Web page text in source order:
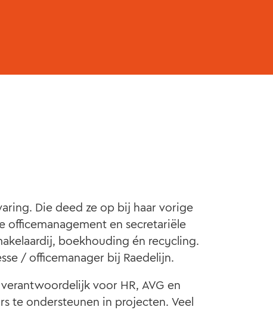
Die deed ze op bij haar vorige
en secretariële
boekhouding én recycling.
/ officemanager bij Raedelijn.
voor HR, AVG en
te ondersteunen in projecten. Veel